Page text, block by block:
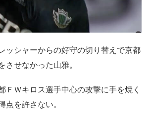
ッシャーからの好守の切り替えで京都
させなかった山雅。
ＦＷキロス選手中心の攻撃に手を焼く
点を許さない。